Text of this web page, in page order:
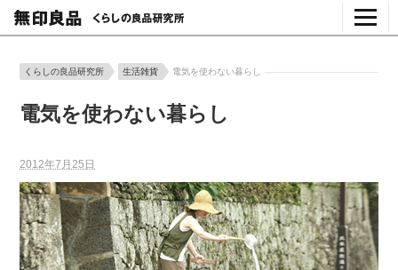
くらしの良品研究所 生活雑貨 電気を使わない暮らし
電気を使わない暮らし
2012年7月25日